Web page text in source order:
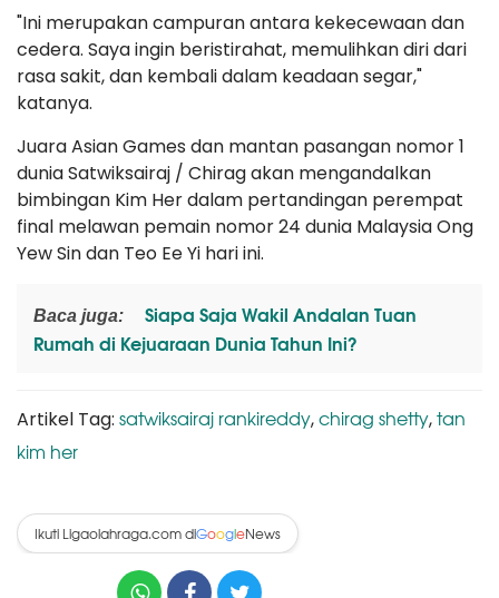
"Ini merupakan campuran antara kekecewaan dan
cedera. Saya ingin beristirahat, memulihkan diri dari
rasa sakit, dan kembali dalam keadaan segar,"
katanya.
Juara Asian Games dan mantan pasangan nomor 1
dunia Satwiksairaj / Chirag akan mengandalkan
bimbingan Kim Her dalam pertandingan perempat
final melawan pemain nomor 24 dunia Malaysia Ong
Yew Sin dan Teo Ee Yi hari ini.
Baca juga:
Siapa Saja Wakil Andalan Tuan
Rumah di Kejuaraan Dunia Tahun Ini?
Artikel Tag: satwiksairaj rankireddy,chirag shetty,tan
kim her
Ikuti Ligaolahraga.com diGoogleNews